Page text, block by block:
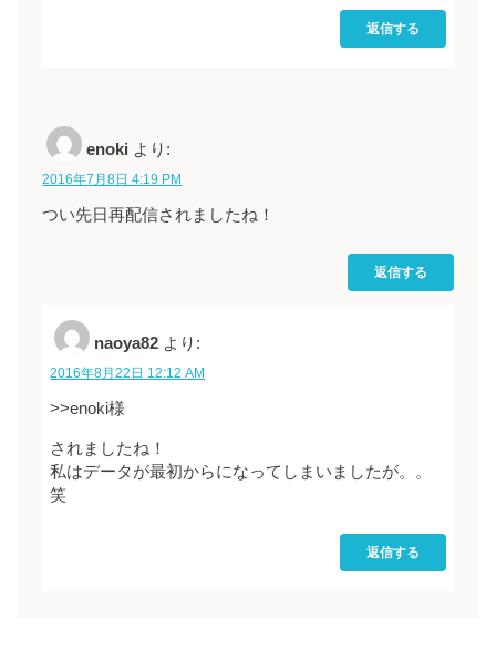
返信する
enoki より:
2016年7月8日 4:19 PM
つい先日再配信されましたね！
返信する
naoya82 より:
2016年8月22日 12:12 AM
>>enoki様
されましたね！
私はデータが最初からになってしまいましたが。。
笑
返信する